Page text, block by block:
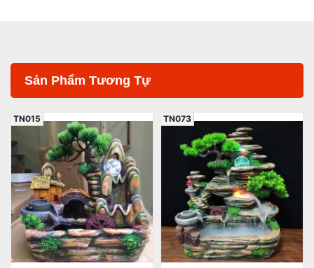
Sản Phẩm Tương Tự
TN015 TN073